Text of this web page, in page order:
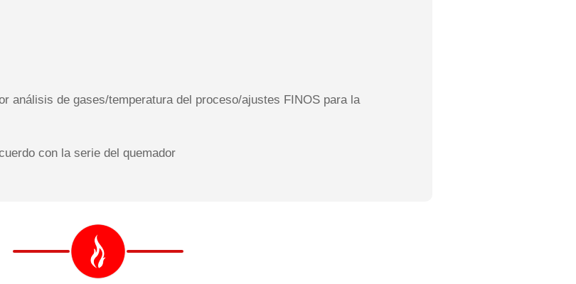
análisis de gases/temperatura del proceso/ajustes FINOS para la
con la serie del quemador